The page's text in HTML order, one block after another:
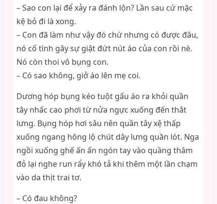
– Sao con lại để xảy ra đánh lộn? Lần sau cứ mặc
kệ bỏ đi là xong.
– Con đã làm như vậy đó chứ nhưng có được đâu,
nó cố tình gây sự giật đứt nút áo của con rồi nè.
Nó còn thoi vô bụng con.
– Có sao không, giở áo lên mẹ coi.
Dương hóp bụng kéo tuột gấu áo ra khỏi quần
tây nhấc cao phơi từ nửa ngực xuống đến thắt
lưng. Bụng hóp hơi sâu nên quần tây xệ thấp
xuống ngang hông lộ chút dây lưng quần lót. Nga
ngồi xuống ghế ấn ấn ngón tay vào quầng thâm
đỏ lại nghe run rẩy khó tả khi thêm một lần chạm
vào da thịt trai tơ.
– Có đau không?